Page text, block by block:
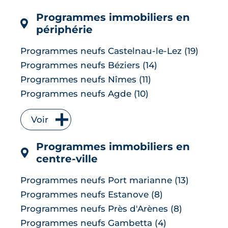
dossier passe en revue cinq réalisat...
LIRE L'ARTICLE
Programmes immobiliers en
périphérie
Programmes neufs Castelnau-le-Lez (19)
Programmes neufs Béziers (14)
Programmes neufs Nîmes (11)
Programmes neufs Agde (10)
Programmes neufs Mauguio (9)
Programmes neufs Lattes (8)
Programmes neufs Baillargues (7)
Programmes neufs Marseillan (6)
Programmes neufs Clapiers (4)
Programmes neufs Le Grau-du-Roi (4)
Programmes neufs Saint-Jean-de-Védas
(4)
Voir
Programmes immobiliers en
centre-ville
Programmes neufs Port marianne (13)
Programmes neufs Estanove (8)
Programmes neufs Près d'Arènes (8)
Programmes neufs Gambetta (4)